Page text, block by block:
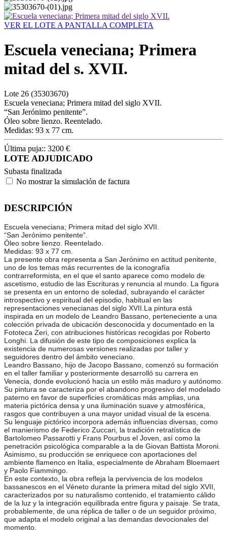
VER EL LOTE A PANTALLA COMPLETA
Escuela veneciana; Primera
mitad del s. XVII.
Lote 26 (35303670)
Escuela veneciana; Primera mitad del siglo XVII.
“San Jerónimo penitente”.
Óleo sobre lienzo. Reentelado.
Medidas: 93 x 77 cm.
Última puja:: 3200 €
LOTE ADJUDICADO
Subasta finalizada
No mostrar la simulación de factura
DESCRIPCIÓN
Escuela veneciana; Primera mitad del siglo XVII.
“San Jerónimo penitente”.
Óleo sobre lienzo. Reentelado.
Medidas: 93 x 77 cm.
La presente obra representa a San Jerónimo en actitud penitente,
uno de los temas más recurrentes de la iconografía
contrarreformista, en el que el santo aparece como modelo de
ascetismo, estudio de las Escrituras y renuncia al mundo. La figura
se presenta en un entorno de soledad, subrayando el carácter
introspectivo y espiritual del episodio, habitual en las
representaciones venecianas del siglo XVII.La pintura está
inspirada en un modelo de Leandro Bassano, perteneciente a una
colección privada de ubicación desconocida y documentado en la
Fototeca Zeri, con atribuciones históricas recogidas por Roberto
Longhi. La difusión de este tipo de composiciones explica la
existencia de numerosas versiones realizadas por taller y
seguidores dentro del ámbito veneciano.
Leandro Bassano, hijo de Jacopo Bassano, comenzó su formación
en el taller familiar y posteriormente desarrolló su carrera en
Venecia, donde evolucionó hacia un estilo más maduro y autónomo.
Su pintura se caracteriza por el abandono progresivo del modelado
paterno en favor de superficies cromáticas más amplias, una
materia pictórica densa y una iluminación suave y atmosférica,
rasgos que contribuyen a una mayor unidad visual de la escena.
Su lenguaje pictórico incorpora además influencias diversas, como
el manierismo de Federico Zuccari, la tradición retratística de
Bartolomeo Passarotti y Frans Pourbus el Joven, así como la
penetración psicológica comparable a la de Giovan Battista Moroni.
Asimismo, su producción se enriquece con aportaciones del
ambiente flamenco en Italia, especialmente de Abraham Bloemaert
y Paolo Fiammingo.
En este contexto, la obra refleja la pervivencia de los modelos
bassanescos en el Véneto durante la primera mitad del siglo XVII,
caracterizados por su naturalismo contenido, el tratamiento cálido
de la luz y la integración equilibrada entre figura y paisaje. Se trata,
probablemente, de una réplica de taller o de un seguidor próximo,
que adapta el modelo original a las demandas devocionales del
momento.